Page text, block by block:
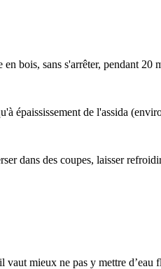
en bois, sans s'arrêter, pendant
épaississement de l'assida
dans des coupes, laisser
vaut mieux ne pas y mettre